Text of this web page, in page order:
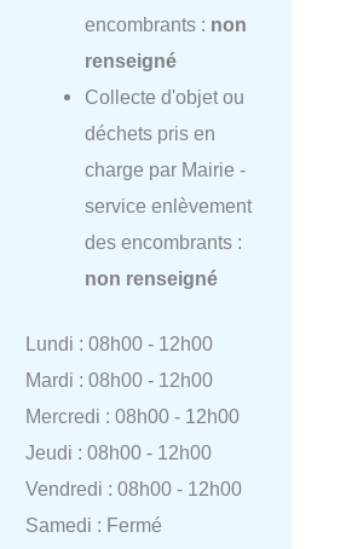
encombrants : non
renseigné
Collecte d'objet ou
déchets pris en
charge par Mairie -
service enlèvement
des encombrants :
non renseigné
Lundi : 08h00 - 12h00
Mardi : 08h00 - 12h00
Mercredi : 08h00 - 12h00
Jeudi : 08h00 - 12h00
Vendredi : 08h00 - 12h00
Samedi : Fermé